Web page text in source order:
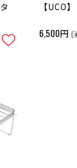
【UCO
6,500円 (